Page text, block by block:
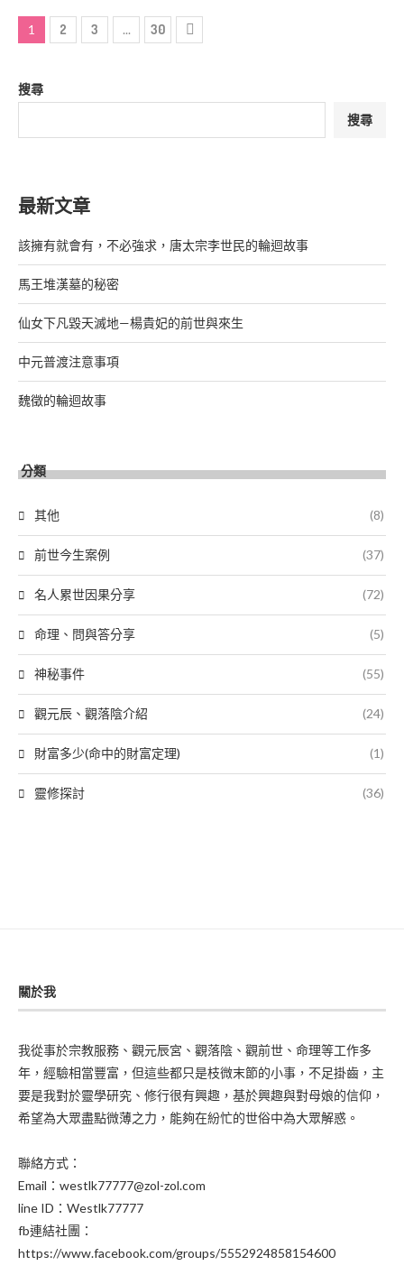
1 2 3 ... 30
搜尋
搜尋
最新文章
該擁有就會有，不必強求，唐太宗李世民的輪迴故事
馬王堆漢墓的秘密
仙女下凡毀天滅地—楊貴妃的前世與來生
中元普渡注意事項
魏徵的輪迴故事
分類
其他 (8)
前世今生案例 (37)
名人累世因果分享 (72)
命理、問與答分享 (5)
神秘事件 (55)
觀元辰、觀落陰介紹 (24)
財富多少(命中的財富定理) (1)
靈修探討 (36)
關於我
我從事於宗教服務、觀元辰宮、觀落陰、觀前世、命理等工作多
年，經驗相當豐富，但這些都只是枝微末節的小事，不足掛齒，主
要是我對於靈學研究、修行很有興趣，基於興趣與對母娘的信仰，
希望為大眾盡點微薄之力，能夠在紛忙的世俗中為大眾解惑。
聯絡方式：
Email：westlk77777@zol-zol.com
line ID：Westlk77777
fb連結社團：
https://www.facebook.com/groups/5552924858154600